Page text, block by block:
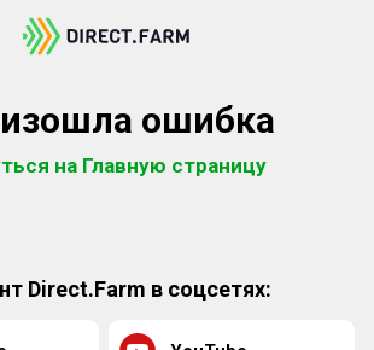
ошибка
на Главную страницу
Direct.Farm в соцсетях: